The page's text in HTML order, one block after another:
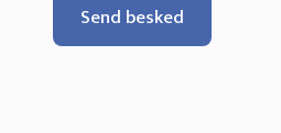
Send besked